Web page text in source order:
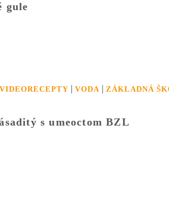
gule
VIDEORECEPTY VODA ZÁKLADNÁ
s umeoctom BZL